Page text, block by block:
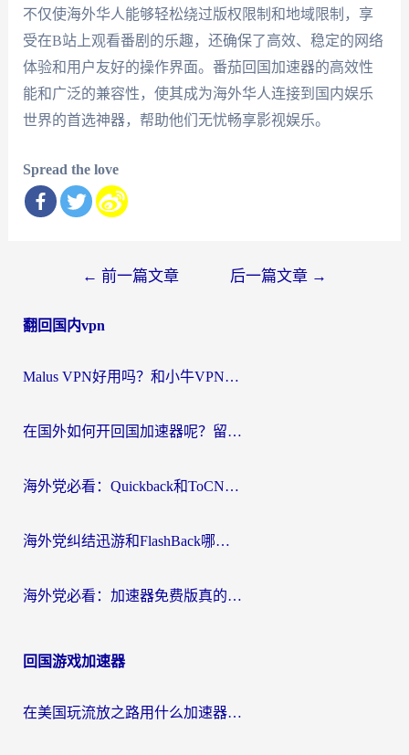
不仅使海外华人能够轻松绕过版权限制和地域限制，享
受在B站上观看番剧的乐趣，还确保了高效、稳定的网络
体验和用户友好的操作界面。番茄回国加速器的高效性
能和广泛的兼容性，使其成为海外华人连接到国内娱乐
世界的首选神器，帮助他们无忧畅享影视娱乐。
Spread the love
导
← 前一篇文章 后一篇文章 →
翻回国内vpn
Malus VPN好用吗？和小牛VPN对比哪个回国效果更好？海外党亲测实用指南
在国外如何开回国加速器呢？留学生亲测的无缝访问国内资源指南
海外党必看：Quickback和ToCN好用吗？3分钟选对回国加速器的实用指南
海外党纠结迅游和FlashBack哪个好？2026实用指南教你选对回国加速器
海外党必看：加速器免费版真的能解决回国访问难题吗？附实用选择指南
回国游戏加速器
在美国玩流放之路用什么加速器？海外党国服游戏不卡顿的终极攻略